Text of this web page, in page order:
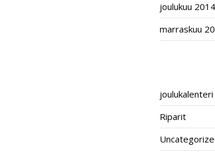
joulukuu 2014
marraskuu
joulukalenteri
Riparit